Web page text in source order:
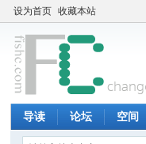
设为首页 收藏本站
导读 论坛 空间